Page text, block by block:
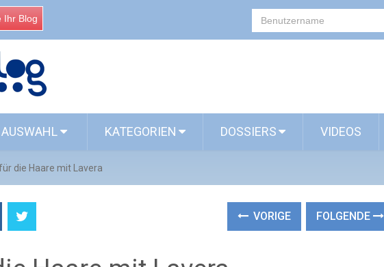
Ihr Blog
AUSWAHL KATEGORIEN DOSSIERS VIDEOS
die Haare mit Lavera
VORIGE FOLGENDE